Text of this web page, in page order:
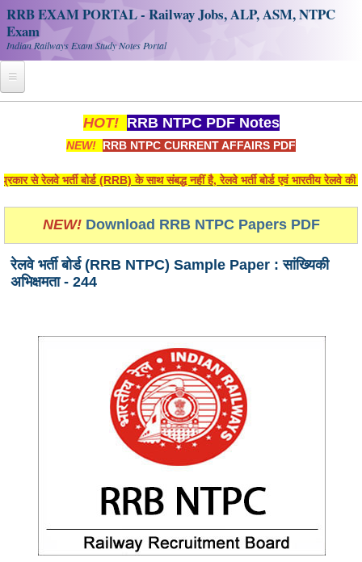
RRB EXAM PORTAL - Railway Jobs, ALP, ASM, NTPC
Exam
Indian Railways Exam Study Notes Portal
Register
Railway JOBS
RRB Apply Online
RRB Portal - हिन्दी
RRB NTPC CBT PDF Notes
RRB ALP(Loco Pilot) Study Kit
RRB Junior Engineer(JE) Kit
RRB Group-D Exam Study Kit
रेलवे भर्ती बोर्ड NTPC अध्ययन सामग्री
PARAMEDICAL CBT Study Notes
HOT! RRB NTPC PDF Notes
NEW! RRB NTPC CURRENT AFFAIRS PDF
से रेलवे भर्ती बोर्ड (RRB) के साथ संबद्ध नहीं है, रेलवे भर्ती बोर्ड एवं भारतीय रेलवे की
NEW! Download RRB NTPC Papers PDF
रेलवे भर्ती बोर्ड (RRB NTPC) Sample Paper : सांख्यिकी
अभिक्षमता - 244